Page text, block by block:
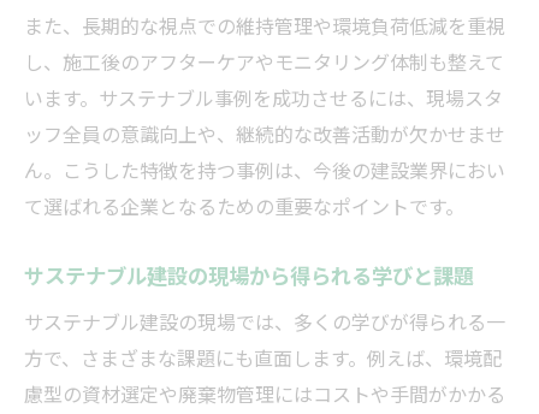
また、長期的な視点での維持管理や環境負荷低減を重視
し、施工後のアフターケアやモニタリング体制も整えて
います。サステナブル事例を成功させるには、現場スタ
ッフ全員の意識向上や、継続的な改善活動が欠かせませ
ん。こうした特徴を持つ事例は、今後の建設業界におい
て選ばれる企業となるための重要なポイントです。
サステナブル建設の現場から得られる学びと課題
サステナブル建設の現場では、多くの学びが得られる一
方で、さまざまな課題にも直面します。例えば、環境配
慮型の資材選定や廃棄物管理にはコストや手間がかかる